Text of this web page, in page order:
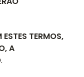
TERMOS,
A
.